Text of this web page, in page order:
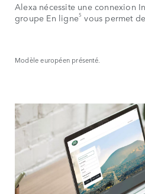
Alexa nécessite une connexion
groupe En ligne5 vous permet
Modèle européen présenté.